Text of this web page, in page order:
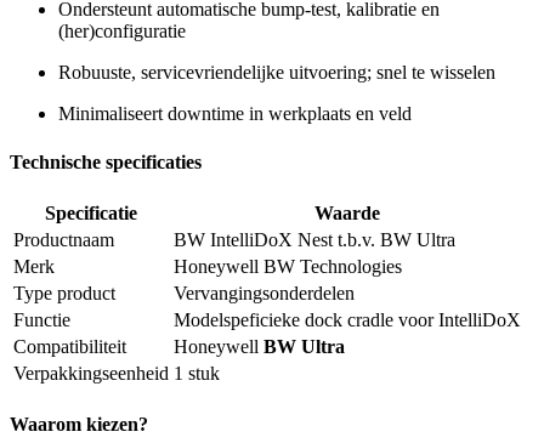
Ondersteunt automatische bump-test, kalibratie en
(her)configuratie
Robuuste, servicevriendelijke uitvoering; snel te wisselen
Minimaliseert downtime in werkplaats en veld
Technische specificaties
Specificatie
Waarde
Productnaam
BW IntelliDoX Nest t.b.v. BW Ultra
Merk
Honeywell BW Technologies
Type product
Vervangingsonderdelen
Functie
Modelspeficieke dock cradle voor IntelliDoX
Compatibiliteit
Honeywell BW Ultra
Verpakkingseenheid 1 stuk
Waarom kiezen?